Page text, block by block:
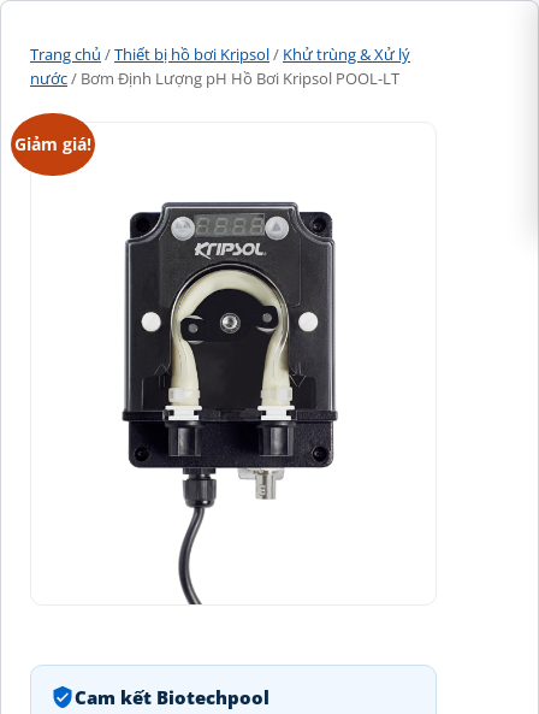
Trang chủ /Thiết bị hồ bơi Kripsol/ Khử trùng & Xử lý
nước/ Bơm Định Lượng pH Hồ Bơi Kripsol POOL-LT
Giảm giá!
Cam kết Biotechpool